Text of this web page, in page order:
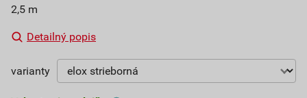
2,5 m
Detailný popis
varianty